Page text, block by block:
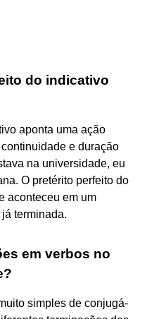
do indicativo
aponta uma ação
e duração
na universidade, eu
O pretérito perfeito do
aconteceu em um
terminada.
em verbos no
simples de conjugá-